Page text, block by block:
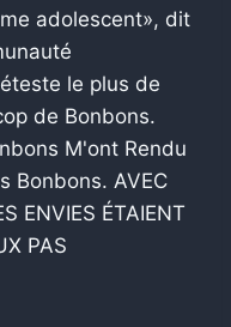
adolescent», dit
le plus de
de Bonbons.
M'ont Rendu
Bonbons. AVEC
ENVIES ÉTAIENT
PAS